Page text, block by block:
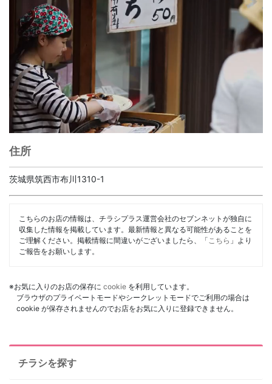
住所
茨城県筑西市布川1310-1
こちらのお店の情報は、チラシプラス運営会社のセブンネットが独自に
収集した情報を掲載しています。最新情報と異なる可能性があることを
ご理解ください。掲載情報に間違いがございましたら、「 こちら 」より
ご報告をお願いします。
※お気に入りのお店の保存に cookie を利用しています。
ブラウザのプライベートモードやシークレットモードでご利用の場合は
cookie が保存されませんのでお店をお気に入りに登録できません。
チラシを探す